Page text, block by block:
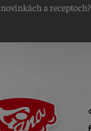
novinkách a receptoch?